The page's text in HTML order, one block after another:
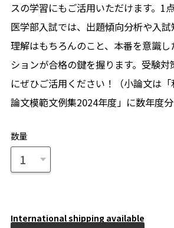
スの学習にもご活用いただけます。1
医学部入試では、出題傾向分析や入
理解はもちろんのこと、本番を意識
ションが合格の鍵を握ります。受験
にぜひご活用ください！（小論文は
論文模範文例集2024年度」に数年度分
数量
International shipping available